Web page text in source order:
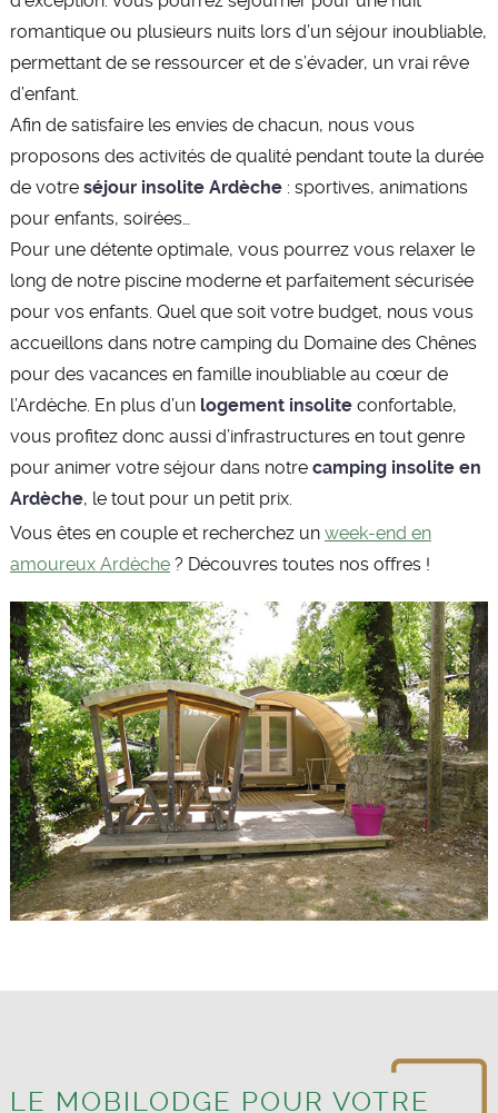
romantique ou plusieurs nuits lors d’un séjour inoubliable,
permettant de se ressourcer et de s’évader, un vrai rêve
d’enfant.
Afin de satisfaire les envies de chacun, nous vous
proposons des activités de qualité pendant toute la durée
de votre séjour insolite Ardèche: sportives, animations
pour enfants, soirées…
Pour une détente optimale, vous pourrez vous relaxer le
long de notre piscine moderne et parfaitement sécurisée
pour vos enfants. Quel que soit votre budget, nous vous
accueillons dans notre camping du Domaine des Chênes
pour des vacances en famille inoubliable au cœur de
l’Ardèche. En plus d’unlogement insoliteconfortable,
vous profitez donc aussi d’infrastructures en tout genre
pour animer votre séjour dans notre camping insolite en
Ardèche, le tout pour un petit prix.
Vous êtes en couple et recherchez un week-end en
amoureux Ardèche? Découvres toutes nos offres !
LE MOBILODGE POUR VOTRE